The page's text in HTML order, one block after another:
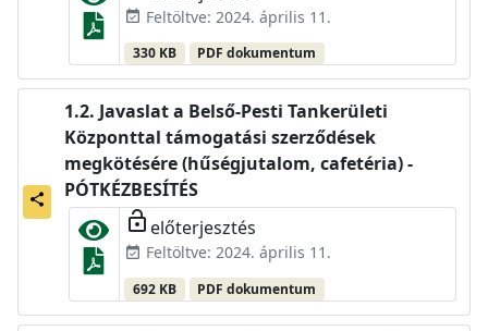
event_available Feltöltve: 2024. április 11.
330 KB PDF dokumentum
share
Javaslat a Belső-Pesti Tankerületi
Központtal támogatási szerződések
megkötésére (hűségjutalom, cafetéria) -
PÓTKÉZBESÍTÉS
lock_open előterjesztés
event_available Feltöltve: 2024. április 11.
692 KB PDF dokumentum